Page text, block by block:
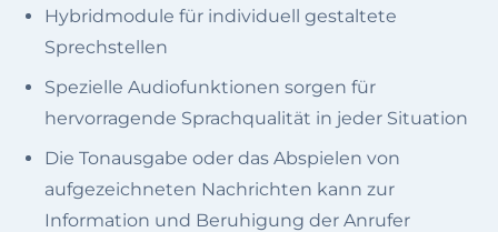
Hybridmodule für individuell gestaltete
Sprechstellen
Spezielle Audiofunktionen sorgen für
hervorragende Sprachqualität in jeder Situation
Die Tonausgabe oder das Abspielen von
aufgezeichneten Nachrichten kann zur
Information und Beruhigung der Anrufer